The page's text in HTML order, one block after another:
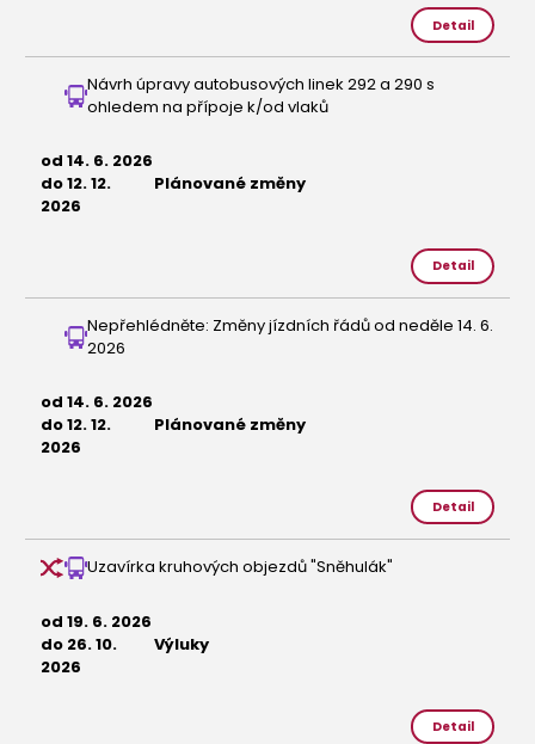
Detail
Návrh úpravy autobusových linek 292 a 290 s
ohledem na přípoje k/od vlaků
od 14. 6. 2026
do 12. 12.
2026
Plánované změny
Detail
Nepřehlédněte: Změny jízdních řádů od neděle 14. 6.
2026
od 14. 6. 2026
do 12. 12.
2026
Plánované změny
Detail
Uzavírka kruhových objezdů "Sněhulák"
od 19. 6. 2026
do 26. 10.
2026
Výluky
Detail